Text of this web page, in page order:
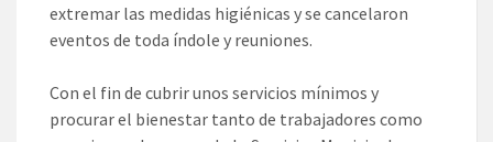
extremar las medidas higiénicas y se cancelaron
eventos de toda índole y reuniones.
Con el fin de cubrir unos servicios mínimos y
procurar el bienestar tanto de trabajadores como